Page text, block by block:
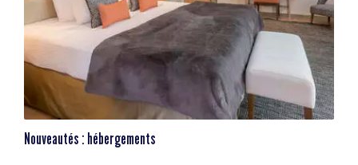
Nouveautés : hébergements